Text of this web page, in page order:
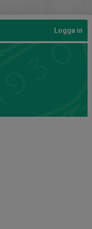
Logga in